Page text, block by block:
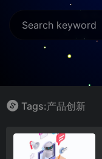
Tags:产品创新